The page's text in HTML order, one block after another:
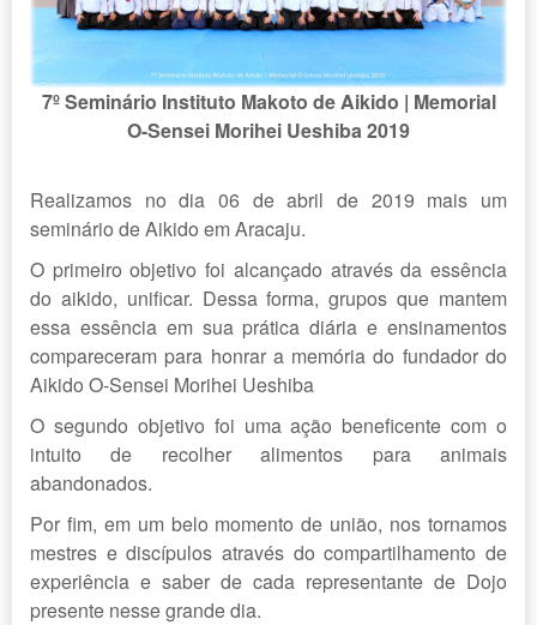
7º Seminário Instituto Makoto de Aikido | Memorial
O-Sensei Morihei Ueshiba 2019
Realizamos no dia 06 de abril de 2019 mais um
seminário de Aikido em Aracaju.
O primeiro objetivo foi alcançado através da essência
do aikido, unificar. Dessa forma, grupos que mantem
essa essência em sua prática diária e ensinamentos
compareceram para honrar a memória do fundador do
Aikido O-Sensei Morihei Ueshiba
O segundo objetivo foi uma ação beneficente com o
intuito de recolher alimentos para animais
abandonados.
Por fim, em um belo momento de união, nos tornamos
mestres e discípulos através do compartilhamento de
experiência e saber de cada representante de Dojo
presente nesse grande dia.